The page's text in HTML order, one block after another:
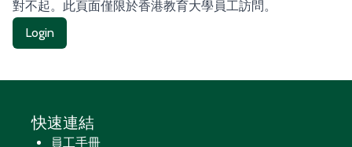
對不起。此頁面僅限於香港教育大學員工訪問。
Login
快速連結
員工手冊